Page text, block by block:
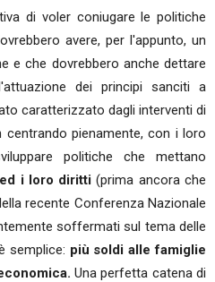
di voler coniugare le politiche
avere, per l'appunto, un
e che dovrebbero anche dettare
dei principi sanciti a
caratterizzato dagli interventi di
centrando pienamente, con i loro
politiche che mettano
i loro diritti (prima ancora che
recente Conferenza Nazionale
soffermati sul tema delle
semplice: più soldi alle famiglie
Una perfetta catena di